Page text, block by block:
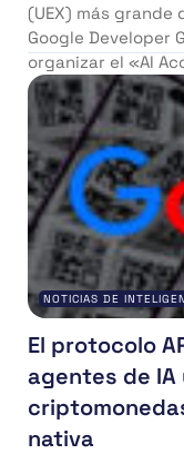
(UEX) más grande
Google Developer
organizar el «AI
NOTICIAS DE
El protocolo
agentes de
nativa